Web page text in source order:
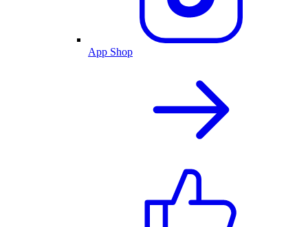
App Shop